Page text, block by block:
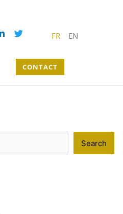
FR EN
CONTACT
Search